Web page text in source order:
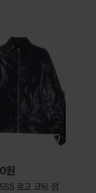
원
로고 코팅 점